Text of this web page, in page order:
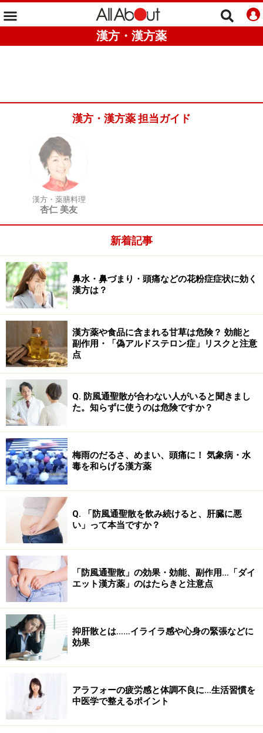
漢方・漢方薬
漢方・漢方薬 担当ガイド
漢方・薬膳料理
杏仁 美友
新着記事
鼻水・鼻づまり・頭痛などの花粉症症状に効く
漢方は？
漢方薬や食品に含まれる甘草は危険？ 効能と
副作用・「偽アルドステロン症」リスクと注意
点
Q. 防風通聖散が合わない人がいると聞きまし
た。知らずに使うのは危険ですか？
梅雨のだるさ、めまい、頭痛に！ 気象病・水
毒を和らげる漢方薬
Q. 「防風通聖散を飲み続けると、肝臓に悪
い」って本当ですか？
「防風通聖散」の効果・効能、副作用…「ダイ
エット漢方薬」のはたらきと注意点
抑肝散とは……イライラ感や心身の緊張などに
効果
アラフォーの疲労感と体調不良に…生活習慣を
中医学で整えるポイント